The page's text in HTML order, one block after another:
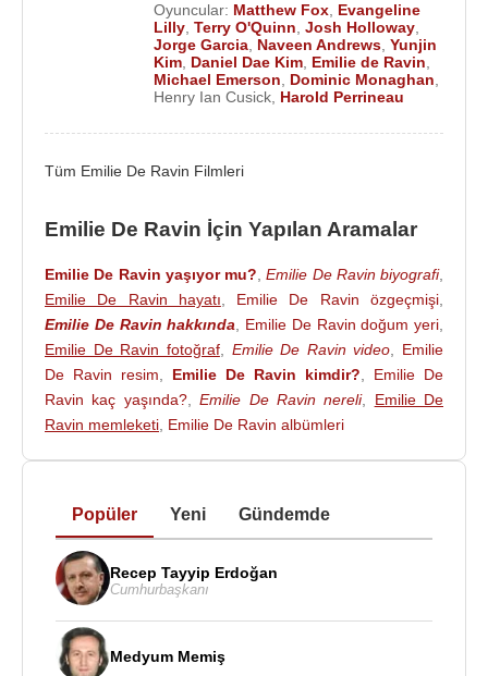
Oyuncular: Matthew Fox, Evangeline
Lilly, Terry O'Quinn, Josh Holloway,
Jorge Garcia, Naveen Andrews, Yunjin
Kim, Daniel Dae Kim, Emilie de Ravin,
Michael Emerson, Dominic Monaghan,
Henry Ian Cusick, Harold Perrineau
Tüm Emilie De Ravin Filmleri
Emilie De Ravin İçin Yapılan Aramalar
Emilie De Ravin yaşıyor mu?,Emilie De Ravin biyografi,
Emilie De Ravin hayatı, Emilie De Ravin özgeçmişi,
Emilie De Ravin hakkında, Emilie De Ravin doğum yeri,
Emilie De Ravin fotoğraf, Emilie De Ravin video, Emilie
De Ravin resim, Emilie De Ravin kimdir?, Emilie De
Ravin kaç yaşında?,Emilie De Ravin nereli, Emilie De
Ravin memleketi, Emilie De Ravin albümleri
Popüler Yeni Gündemde
Recep Tayyip Erdoğan
Cumhurbaşkanı
Medyum Memiş